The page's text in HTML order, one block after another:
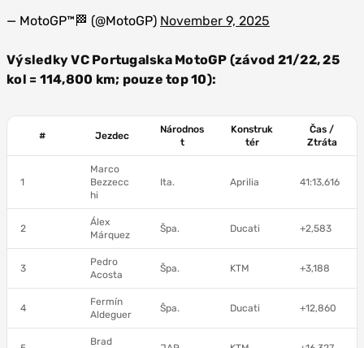
— MotoGP™🏁 (@MotoGP) November 9, 2025
Výsledky VC Portugalska MotoGP (závod 21/22, 25
kol = 114,800 km; pouze top 10):
# Jezdec
Národnos
t
Konstruk
tér
Čas /
Ztráta
1
Marco
Bezzecc
hi
Ita. Aprilia 41:13,616
2
Álex
Márquez
Špa. Ducati +2,583
3
Pedro
Acosta
Špa. KTM +3,188
4
Fermín
Aldeguer
Špa. Ducati +12,860
Brad